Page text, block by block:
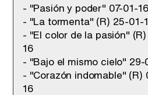
- "Pasión y poder" 07-01-
- "La tormenta" (R) 25-01-
- "El color de la pasión"
16
- "Bajo el mismo cielo"
- "Corazón indomable"
16